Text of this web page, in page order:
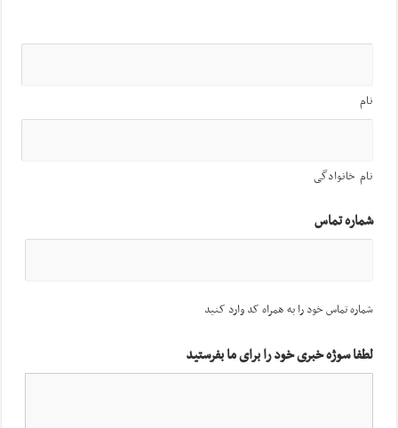
نام
نام خانوادگی
شماره تماس
شماره تماس خود را به همراه کد وارد کنید
لطفا سوژه خبری خود را برای ما بفرستید